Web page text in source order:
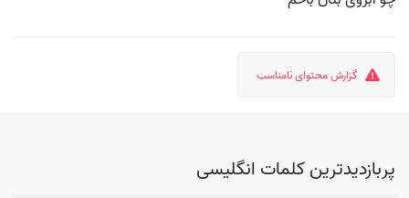
گزارش محتوای نامناسب
پربازدیدترین کلمات انگلیسی